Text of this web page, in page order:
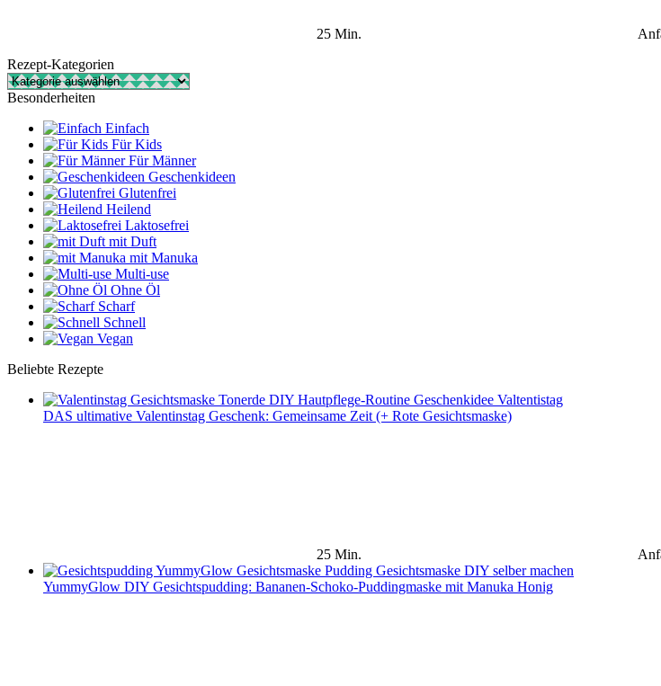
25 Min.
Rezept-Kategorien
Rezept-
Kategorien
Besonderheiten
Einfach
Für Kids
Für Männer
Geschenkideen
Glutenfrei
Heilend
Laktosefrei
mit Duft
mit Manuka
Multi-use
Ohne Öl
Scharf
Schnell
Vegan
Beliebte Rezepte
DAS ultimative Valentinstag Geschenk: Gemeinsame Zeit (+ Rote Gesichtsmaske)
25 Min.
YummyGlow DIY Gesichtspudding: Bananen-Schoko-Puddingmaske mit Manuka Honig